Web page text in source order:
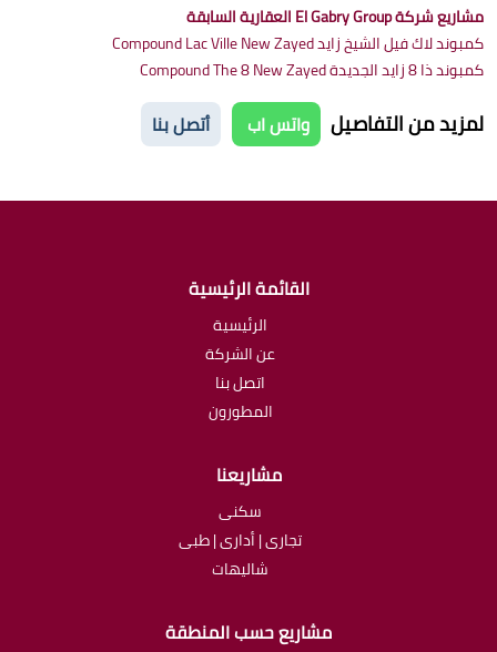
مشاريع شركة El Gabry Group العقارية السابقة
كمبوند لاك فيل الشيخ زايد Compound Lac Ville New Zayed
كمبوند ذا 8 زايد الجديدة Compound The 8 New Zayed
لمزيد من التفاصيل واتس اب أتصل بنا
القائمة الرئيسية
الرئيسية
عن الشركة
اتصل بنا
المطورون
مشاريعنا
سكنى
تجارى | أدارى | طبى
شاليهات
مشاريع حسب المنطقة